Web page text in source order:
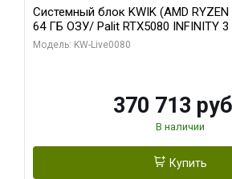
Системный блок KWIK (AMD RYZEN
64 ГБ ОЗУ/ Palit RTX5080 INFINITY 3
256bit 3xDP H/ 960 ГБ SSD)
Модель: KW-Live0080
370 713
В наличии
Купить